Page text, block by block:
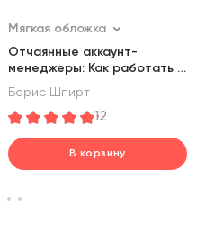
Мягкая обложка
Отчаянные аккаунт-
менеджеры: Как работать с
клиентами без стресса и
проблем. Настольная книга
аккаунт-менеджера,
фрилансера
Борис Шпирт
12
В корзину